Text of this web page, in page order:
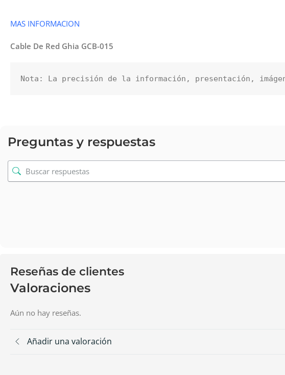
MAS INFORMACION
Cable De Red Ghia GCB-015
Nota: La precisión de la información, presentación,
Preguntas y respuestas
Reseñas de clientes
Valoraciones
Aún no hay reseñas.
Añadir una valoración